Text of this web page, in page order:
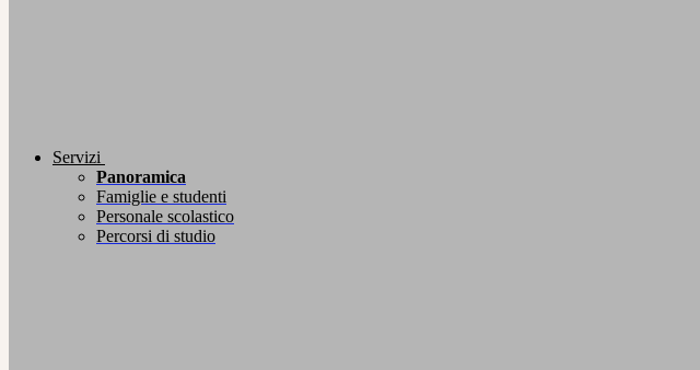
Servizi
Panoramica
Famiglie e studenti
Personale scolastico
Percorsi di studio